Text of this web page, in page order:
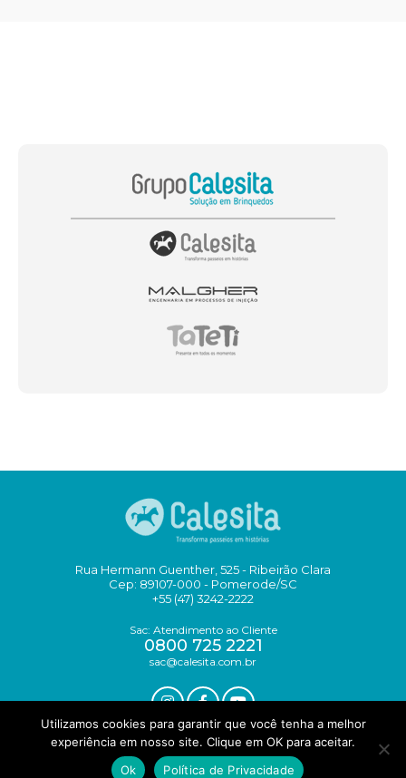
Rua Hermann Guenther, 525 - Ribeirão Clara
Cep: 89107-000 - Pomerode/SC
+55 (47) 3242-2222
Sac: Atendimento ao Cliente
0800 725 2221
sac@calesita.com.br
DESIGN YOUNGSTUDIO
Utilizamos cookies para garantir que você tenha a melhor
experiência em nosso site. Clique em OK para aceitar.
Ok
Política de Privacidade